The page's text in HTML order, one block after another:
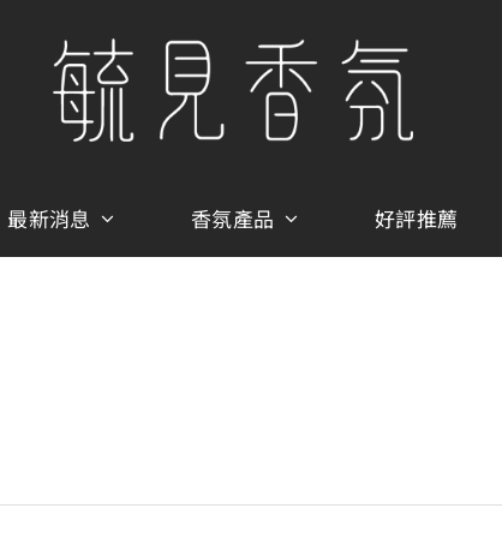
最新消息 香氛產品 好評推薦